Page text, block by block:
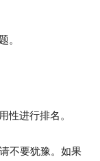
。
性进行排名。
不要犹豫。如果